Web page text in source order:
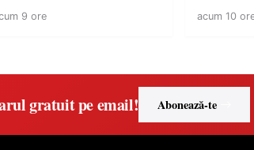
pentru nereguli
9 ore acum 10
gratuit pe email! Abonează-te